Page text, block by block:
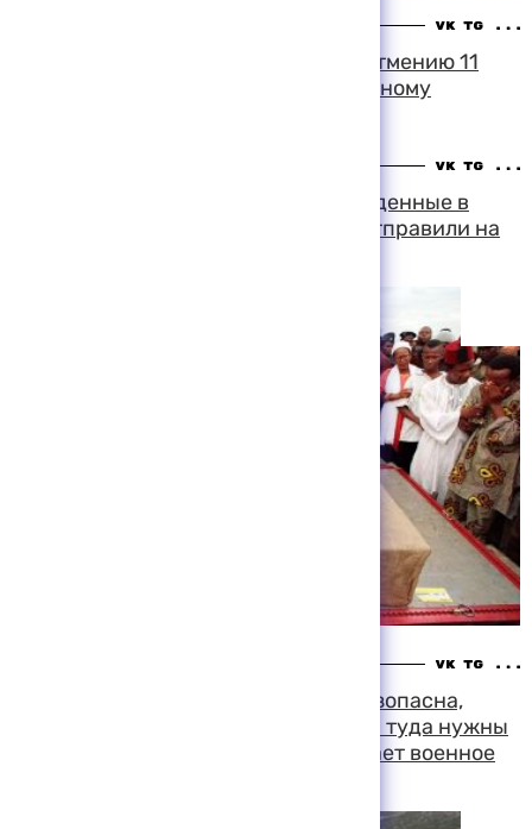
Бельгия готовится к солнечному затмению 11
августа так же серьезно, как к крупному
Тела двух гвинейских юношей, найденные в
отсеке шасси самолета "Сабены", отправили на
Задача миротворцев в Косово небезопасна,
поэтому солдатам перед отправкой туда нужны
дополнительные тренировки, считает военное